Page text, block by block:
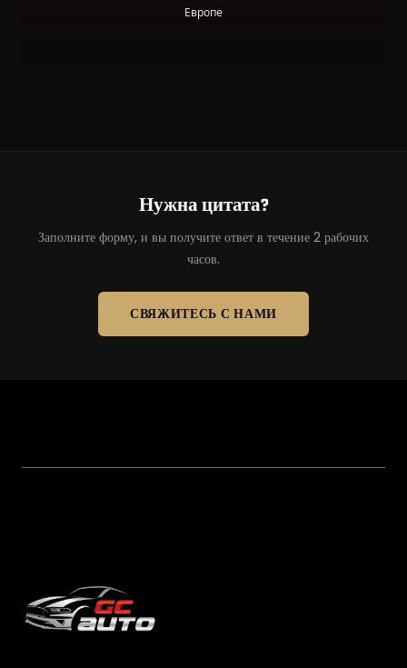
Европе
Нужна цитата?
Заполните форму, и вы получите ответ в течение 2 рабочих
часов.
СВЯЖИТЕСЬ С НАМИ